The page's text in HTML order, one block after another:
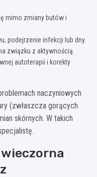
mimo zmiany butów i
podejrzenie infekcji lub dny.
związku z aktywnością.
autoterapii i korekty
naczyniowych
(zwłaszcza gorących
skórnych. W takich